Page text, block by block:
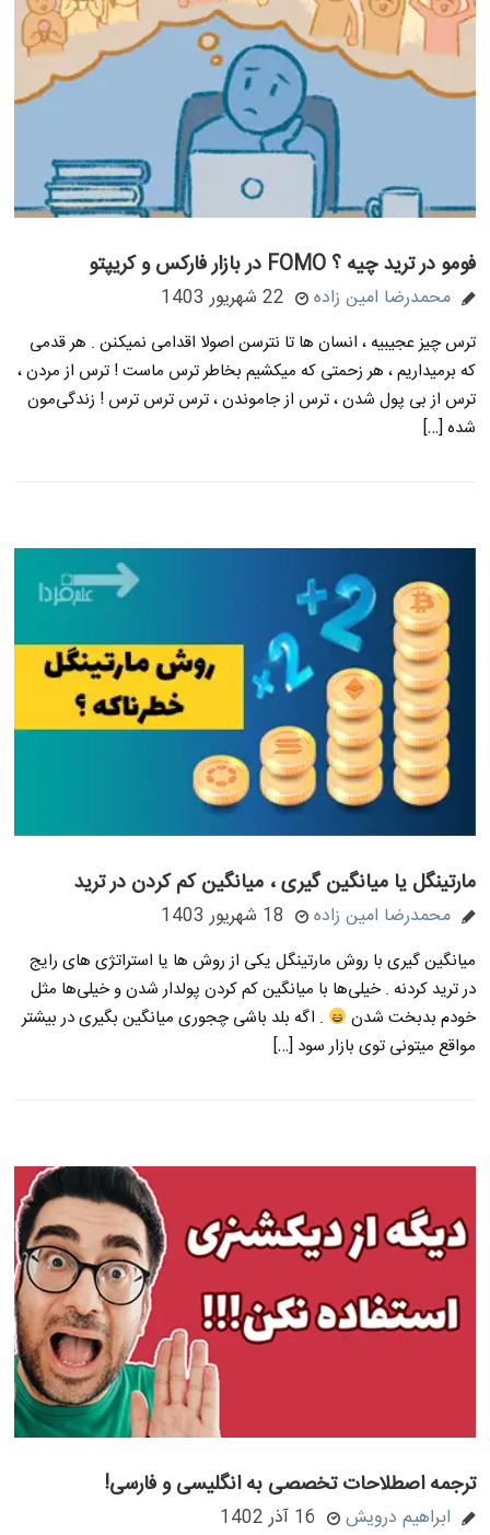
فومو در ترید چیه ؟ FOMO در بازار فارکس و کریپتو
محمدرضا امین زاده 22 شهریور 1403
ترس چیز عجیبیه ، انسان ها تا نترسن اصولا اقدامی نمیکنن . هر قدمی
که برمیداریم ، هر زحمتی که میکشیم بخاطر ترس ماست ! ترس از مردن ،
ترس از بی پول شدن ، ترس از جاموندن ، ترس ترس ترس ! زندگی‌مون
شده […]
مارتینگل یا میانگین گیری ، میانگین کم کردن در ترید
محمدرضا امین زاده 18 شهریور 1403
میانگین گیری با روش مارتینگل یکی از روش ها یا استراتژی های رایج
در ترید کردنه . خیلی‌ها با میانگین کم کردن پولدار شدن و خیلی‌ها مثل
خودم بدبخت شدن
. اگه بلد باشی چجوری میانگین بگیری در بیشتر
مواقع میتونی توی بازار سود […]
ترجمه اصطلاحات تخصصی به انگلیسی و فارسی!
ابراهیم درویش 16 آذر 1402